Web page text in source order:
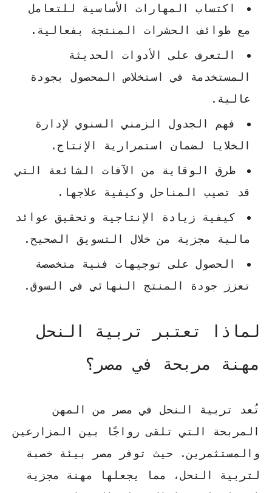
اكتساب المهارات الأساسية للتعامل
مع طوائف الحشرات المنتجة بفعالية.
التعرف على الأدوات الحديثة
المستخدمة في استخلاص المحصول بجودة
عالية.
فهم الجدول الزمني السنوي لإدارة
الخلايا لضمان استمرارية الإنتاج.
طرق الوقاية من الآفات الشائعة التي
قد تصيب المناحل وكيفية علاجها.
كيفية زيادة الإنتاجية وتحقيق عوائد
مالية مجزية من خلال التسويق الصحيح.
الحصول على توجيهات فنية متخصصة
تعزز جودة المنتج النهائي في السوق.
لماذا تعتبر تربية النحل
مهنة مربحة في مصر؟
تُعد تربية النحل في مصر من المهن
المربحة التي تلقى رواجًا بين المزارعين
والمستثمرين. حيث توفر مصر بيئة خصبة
لتربية النحل، مما يجعلها مهنة مجزية